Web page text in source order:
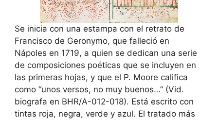
Se inicia con una estampa con el retrato de
Francisco de Geronymo, que falleció en
Nápoles en 1719, a quien se dedican una serie
de composiciones poéticas que se incluyen en
las primeras hojas, y que el P. Moore califica
como “unos versos, no muy buenos…” (Vid.
biografa en BHR/A-012-018). Está escrito con
tintas roja, negra, verde y azul. El tratado más